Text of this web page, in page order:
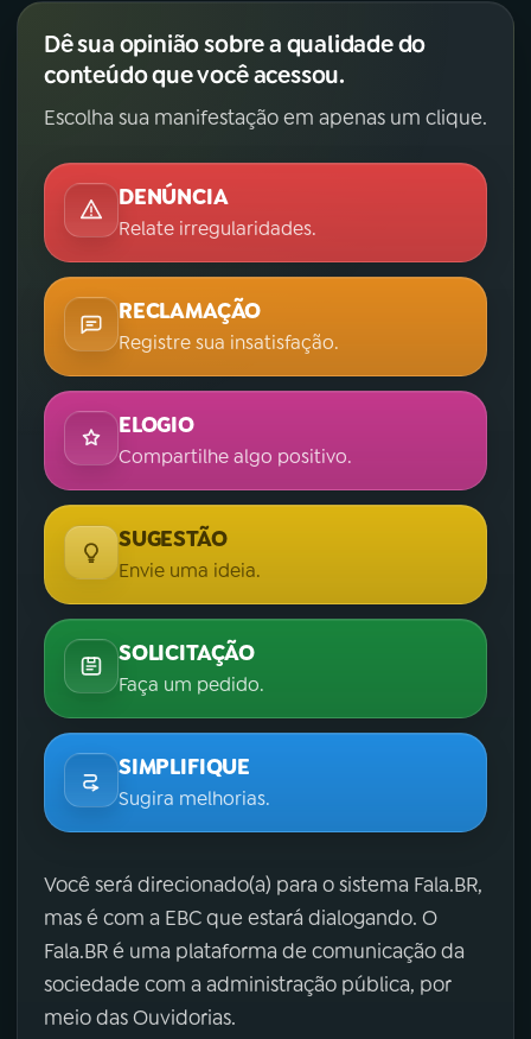
Dê sua opinião sobre a qualidade do
conteúdo que você acessou.
Escolha sua manifestação em apenas um clique.
DENÚNCIA
Relate irregularidades.
RECLAMAÇÃO
Registre sua insatisfação.
ELOGIO
Compartilhe algo positivo.
SUGESTÃO
Envie uma ideia.
SOLICITAÇÃO
Faça um pedido.
SIMPLIFIQUE
Sugira melhorias.
Você será direcionado(a) para o sistema Fala.BR,
mas é com a EBC que estará dialogando. O
Fala.BR é uma plataforma de comunicação da
sociedade com a administração pública, por
meio das Ouvidorias.